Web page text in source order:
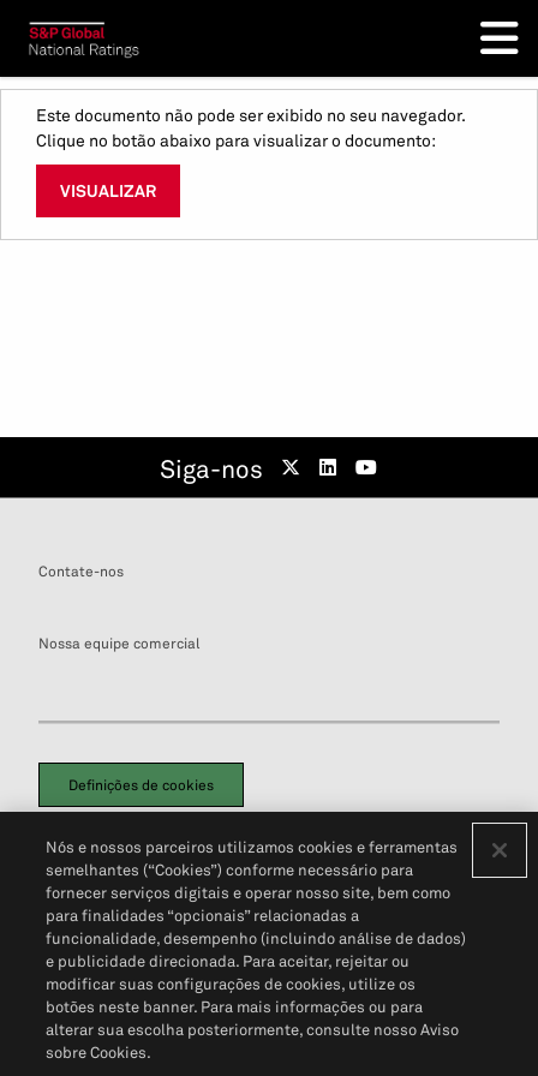
Este documento não pode ser exibido no seu navegador.
Clique no botão abaixo para visualizar o documento:
VISUALIZAR
Siga-nos
Contate-nos
Nossa equipe comercial
Definições de cookies
Política de PrivacidadePortal de privacidade do cliente (em inglês)
Não Venda Minhas Informações Pessoais© 2026 S&P Global
Nós e nossos parceiros utilizamos cookies e ferramentas
semelhantes (“Cookies”) conforme necessário para
fornecer serviços digitais e operar nosso site, bem como
para finalidades “opcionais” relacionadas a
funcionalidade, desempenho (incluindo análise de dados)
e publicidade direcionada. Para aceitar, rejeitar ou
modificar suas configurações de cookies, utilize os
botões neste banner. Para mais informações ou para
alterar sua escolha posteriormente, consulte nosso Aviso
sobre Cookies.